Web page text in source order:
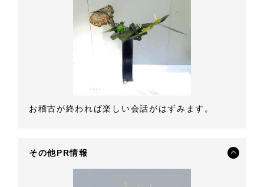
お稽古が終われば楽しい会話がはずみます。
その他PR情報